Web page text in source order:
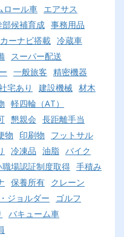
ロール車 エアサス
部候補育成 事務用品
カーナビ搭載 冷蔵車
スーパー配送
一般旅客 精密機器
宅あり 建設機械 材木
軽四輪（AT）
懇親会 長距離手当
物 印刷物
フットサル
冷凍品 油脂 バイク
場認証制度取得 手積み
保養所有 クレーン
ジョルダー
ゴルフ
バキューム車